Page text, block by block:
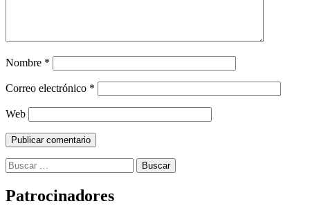
Nombre *
Correo electrónico *
Web
Buscar:
Patrocinadores